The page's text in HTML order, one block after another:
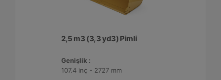
2,5 m3 (3,3 yd3) Pimli
Genişlik :
107.4 inç - 2727 mm